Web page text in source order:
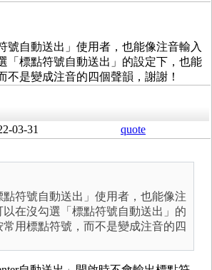
號自動送出」使用者，也能像注音輸入
「標點符號自動送出」的設定下，也能
不是變成注音的四個聲韻，謝謝！
03-31 quote
符號自動送出」使用者，也能像注
在沒勾選「標點符號自動送出」的
用標點符號，而不是變成注音的四